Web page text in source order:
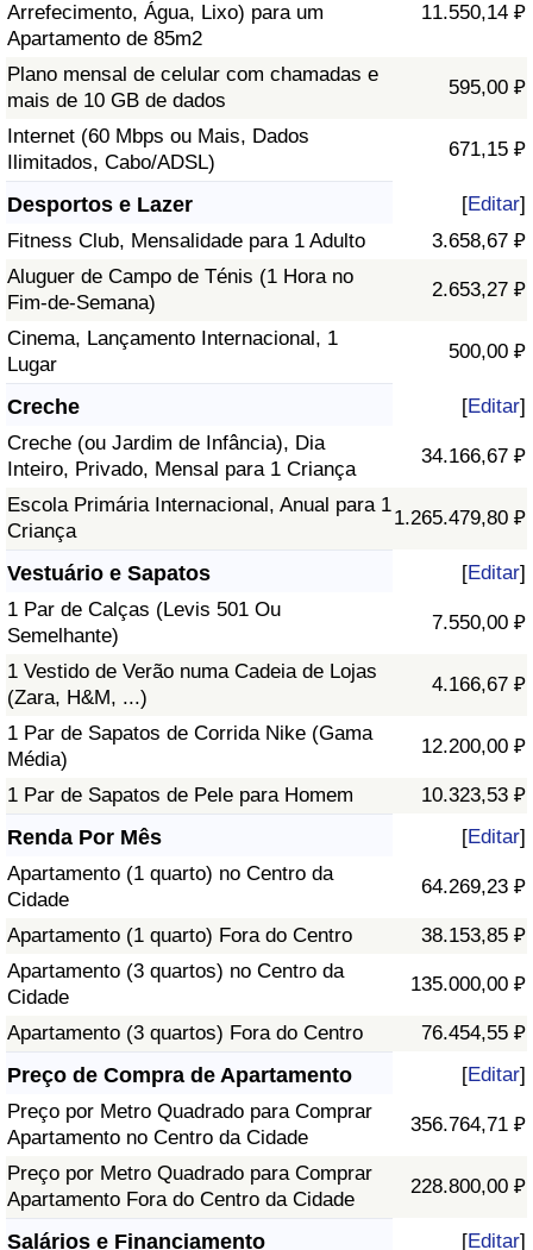
Arrefecimento, Água, Lixo) para um
Apartamento de 85m2
11.550,14 ₽
Plano mensal de celular com chamadas e
mais de 10 GB de dados
595,00 ₽
Internet (60 Mbps ou Mais, Dados
Ilimitados, Cabo/ADSL)
671,15 ₽
Desportos e Lazer [Editar]
Fitness Club, Mensalidade para 1 Adulto
3.658,67 ₽
Aluguer de Campo de Ténis (1 Hora no
Fim-de-Semana)
2.653,27 ₽
Cinema, Lançamento Internacional, 1
Lugar
500,00 ₽
Creche [Editar]
Creche (ou Jardim de Infância), Dia
Inteiro, Privado, Mensal para 1 Criança
34.166,67 ₽
Escola Primária Internacional, Anual para 1
Criança
1.265.479,80 ₽
Vestuário e Sapatos [Editar]
1 Par de Calças (Levis 501 Ou
Semelhante)
7.550,00 ₽
1 Vestido de Verão numa Cadeia de Lojas
(Zara, H&M, ...)
4.166,67 ₽
1 Par de Sapatos de Corrida Nike (Gama
Média)
12.200,00 ₽
1 Par de Sapatos de Pele para Homem 10.323,53 ₽
Renda Por Mês [Editar]
Apartamento (1 quarto) no Centro da
Cidade
64.269,23 ₽
Apartamento (1 quarto) Fora do Centro
38.153,85 ₽
Apartamento (3 quartos) no Centro da
Cidade
135.000,00 ₽
Apartamento (3 quartos) Fora do Centro 76.454,55 ₽
Preço de Compra de Apartamento [Editar]
Preço por Metro Quadrado para Comprar
Apartamento no Centro da Cidade
356.764,71 ₽
Preço por Metro Quadrado para Comprar
Apartamento Fora do Centro da Cidade
228.800,00 ₽
Salários e Financiamento [Editar]